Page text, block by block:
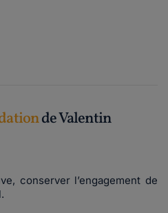
de Valentin
conserver l’engagement de